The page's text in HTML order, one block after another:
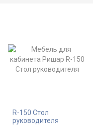
R-150 Стол
руководителя